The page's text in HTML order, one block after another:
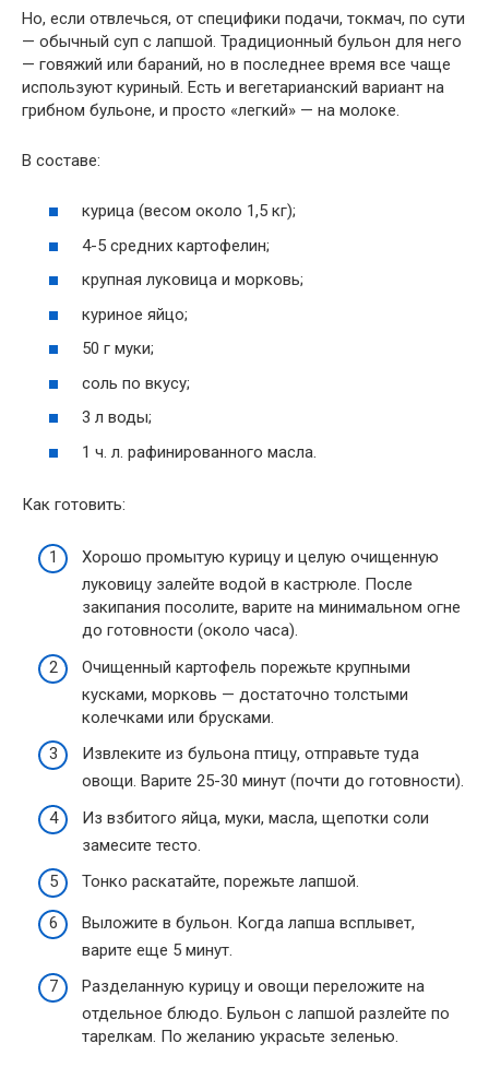
Но, если отвлечься, от специфики подачи, токмач, по сути
— обычный суп с лапшой. Традиционный бульон для него
— говяжий или бараний, но в последнее время все чаще
используют куриный. Есть и вегетарианский вариант на
грибном бульоне, и просто «легкий» — на молоке.
В составе:
курица (весом около 1,5 кг);
4-5 средних картофелин;
крупная луковица и морковь;
куриное яйцо;
50 г муки;
соль по вкусу;
3 л воды;
1 ч. л. рафинированного масла.
Как готовить:
Хорошо промытую курицу и целую очищенную
луковицу залейте водой в кастрюле. После
закипания посолите, варите на минимальном огне
до готовности (около часа).
Очищенный картофель порежьте крупными
кусками, морковь — достаточно толстыми
колечками или брусками.
Извлеките из бульона птицу, отправьте туда
овощи. Варите 25-30 минут (почти до готовности).
Из взбитого яйца, муки, масла, щепотки соли
замесите тесто.
Тонко раскатайте, порежьте лапшой.
Выложите в бульон. Когда лапша всплывет,
варите еще 5 минут.
Разделанную курицу и овощи переложите на
отдельное блюдо. Бульон с лапшой разлейте по
тарелкам. По желанию украсьте зеленью.